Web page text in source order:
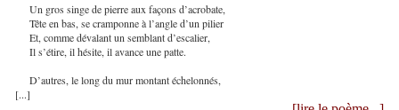
Un gros singe de pierre aux façons d’acrobate,
Tête en bas, se cramponne à l’angle d’un pilier
Et, comme dévalant un semblant d’escalier,
Il s’étire, il hésite, il avance une patte.
D’autres, le long du mur montant échelonnés,
[...]